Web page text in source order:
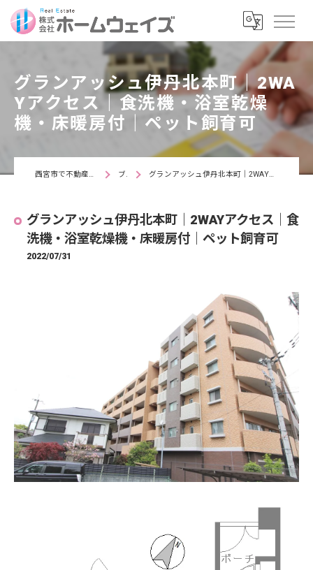
グランアッシュ伊丹北本町｜2WA
Yアクセス｜食洗機・浴室乾燥
機・床暖房付｜ペット飼育可
西宮市で不動産なら株式会社ホームウェイズ ブログ グランアッシュ伊丹北本町｜2WAYアクセス｜食洗機・浴室乾燥機・床暖房付｜ペット飼育可
グランアッシュ伊丹北本町｜2WAYアクセス｜食
洗機・浴室乾燥機・床暖房付｜ペット飼育可
2022/07/31